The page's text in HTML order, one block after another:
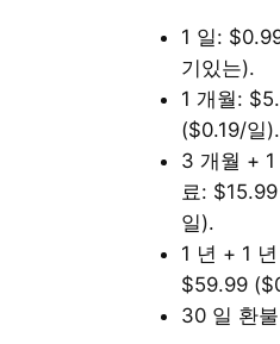
1 일:
기있는).
1 개월:
($0.19/일).
3 개월 + 1
료:
일).
1 년 + 1
$59.99
30 일 환